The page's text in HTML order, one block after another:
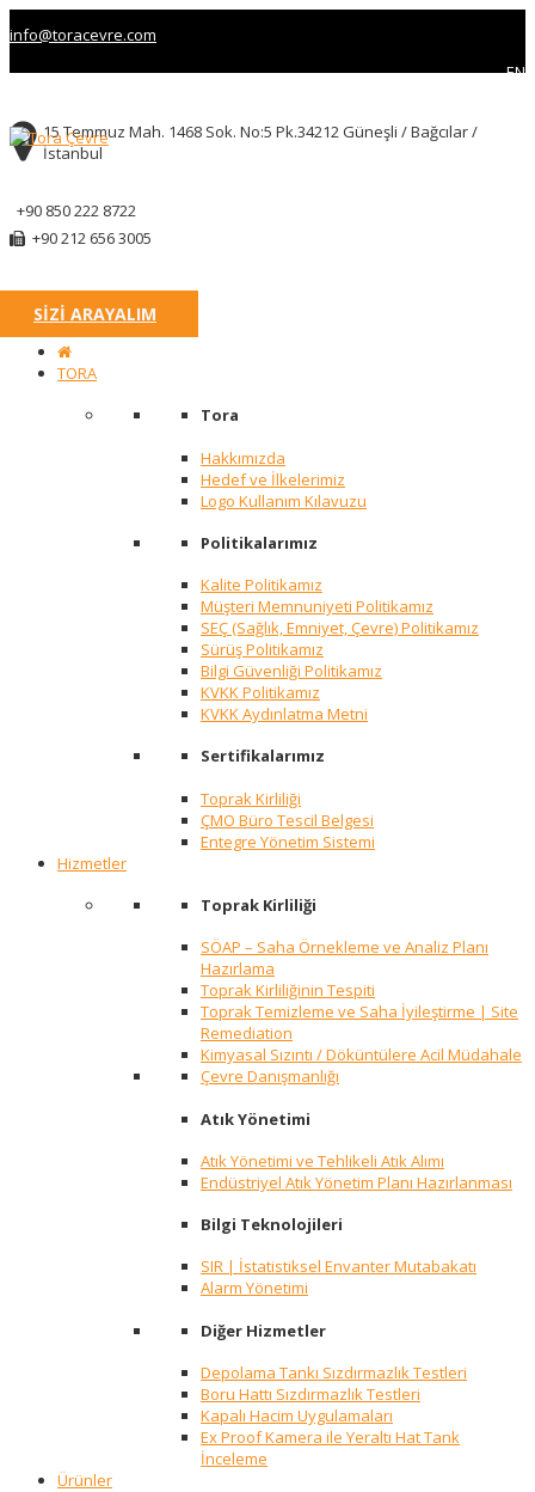
info@toracevre.com
EN
15 Temmuz Mah. 1468 Sok. No:5 Pk.34212 Güneşli / Bağcılar /
İstanbul
+90 850 222 8722
+90 212 656 3005
SİZİ ARAYALIM
TORA
Tora
Hakkımızda
Hedef ve İlkelerimiz
Logo Kullanım Kılavuzu
Politikalarımız
Kalite Politikamız
Müşteri Memnuniyeti Politikamız
SEÇ (Sağlık, Emniyet, Çevre) Politikamız
Sürüş Politikamız
Bilgi Güvenliği Politikamız
KVKK Politikamız
KVKK Aydınlatma Metni
Sertifikalarımız
Toprak Kirliliği
ÇMO Büro Tescil Belgesi
Entegre Yönetim Sistemi
Hizmetler
Toprak Kirliliği
SÖAP – Saha Örnekleme ve Analiz Planı
Hazırlama
Toprak Kirliliğinin Tespiti
Toprak Temizleme ve Saha İyileştirme | Site
Remediation
Kimyasal Sızıntı / Döküntülere Acil Müdahale
Çevre Danışmanlığı
Atık Yönetimi
Atık Yönetimi ve Tehlikeli Atık Alımı
Endüstriyel Atık Yönetim Planı Hazırlanması
Bilgi Teknolojileri
SIR | İstatistiksel Envanter Mutabakatı
Alarm Yönetimi
Diğer Hizmetler
Depolama Tankı Sızdırmazlık Testleri
Boru Hattı Sızdırmazlık Testleri
Kapalı Hacim Uygulamaları
Ex Proof Kamera ile Yeraltı Hat Tank
İnceleme
Ürünler